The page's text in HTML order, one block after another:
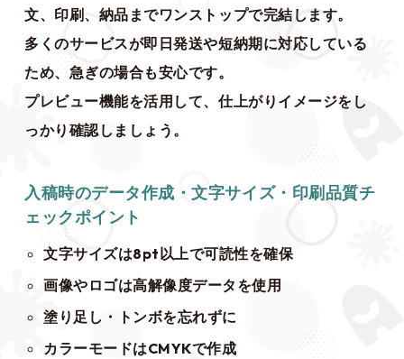
文、印刷、納品までワンストップで完結します。
多くのサービスが即日発送や短納期に対応している
ため、急ぎの場合も安心です。
プレビュー機能を活用して、仕上がりイメージをし
っかり確認しましょう。
入稿時のデータ作成・文字サイズ・印刷品質チ
ェックポイント
文字サイズは8pt以上で可読性を確保
画像やロゴは高解像度データを使用
塗り足し・トンボを忘れずに
カラーモードはCMYKで作成